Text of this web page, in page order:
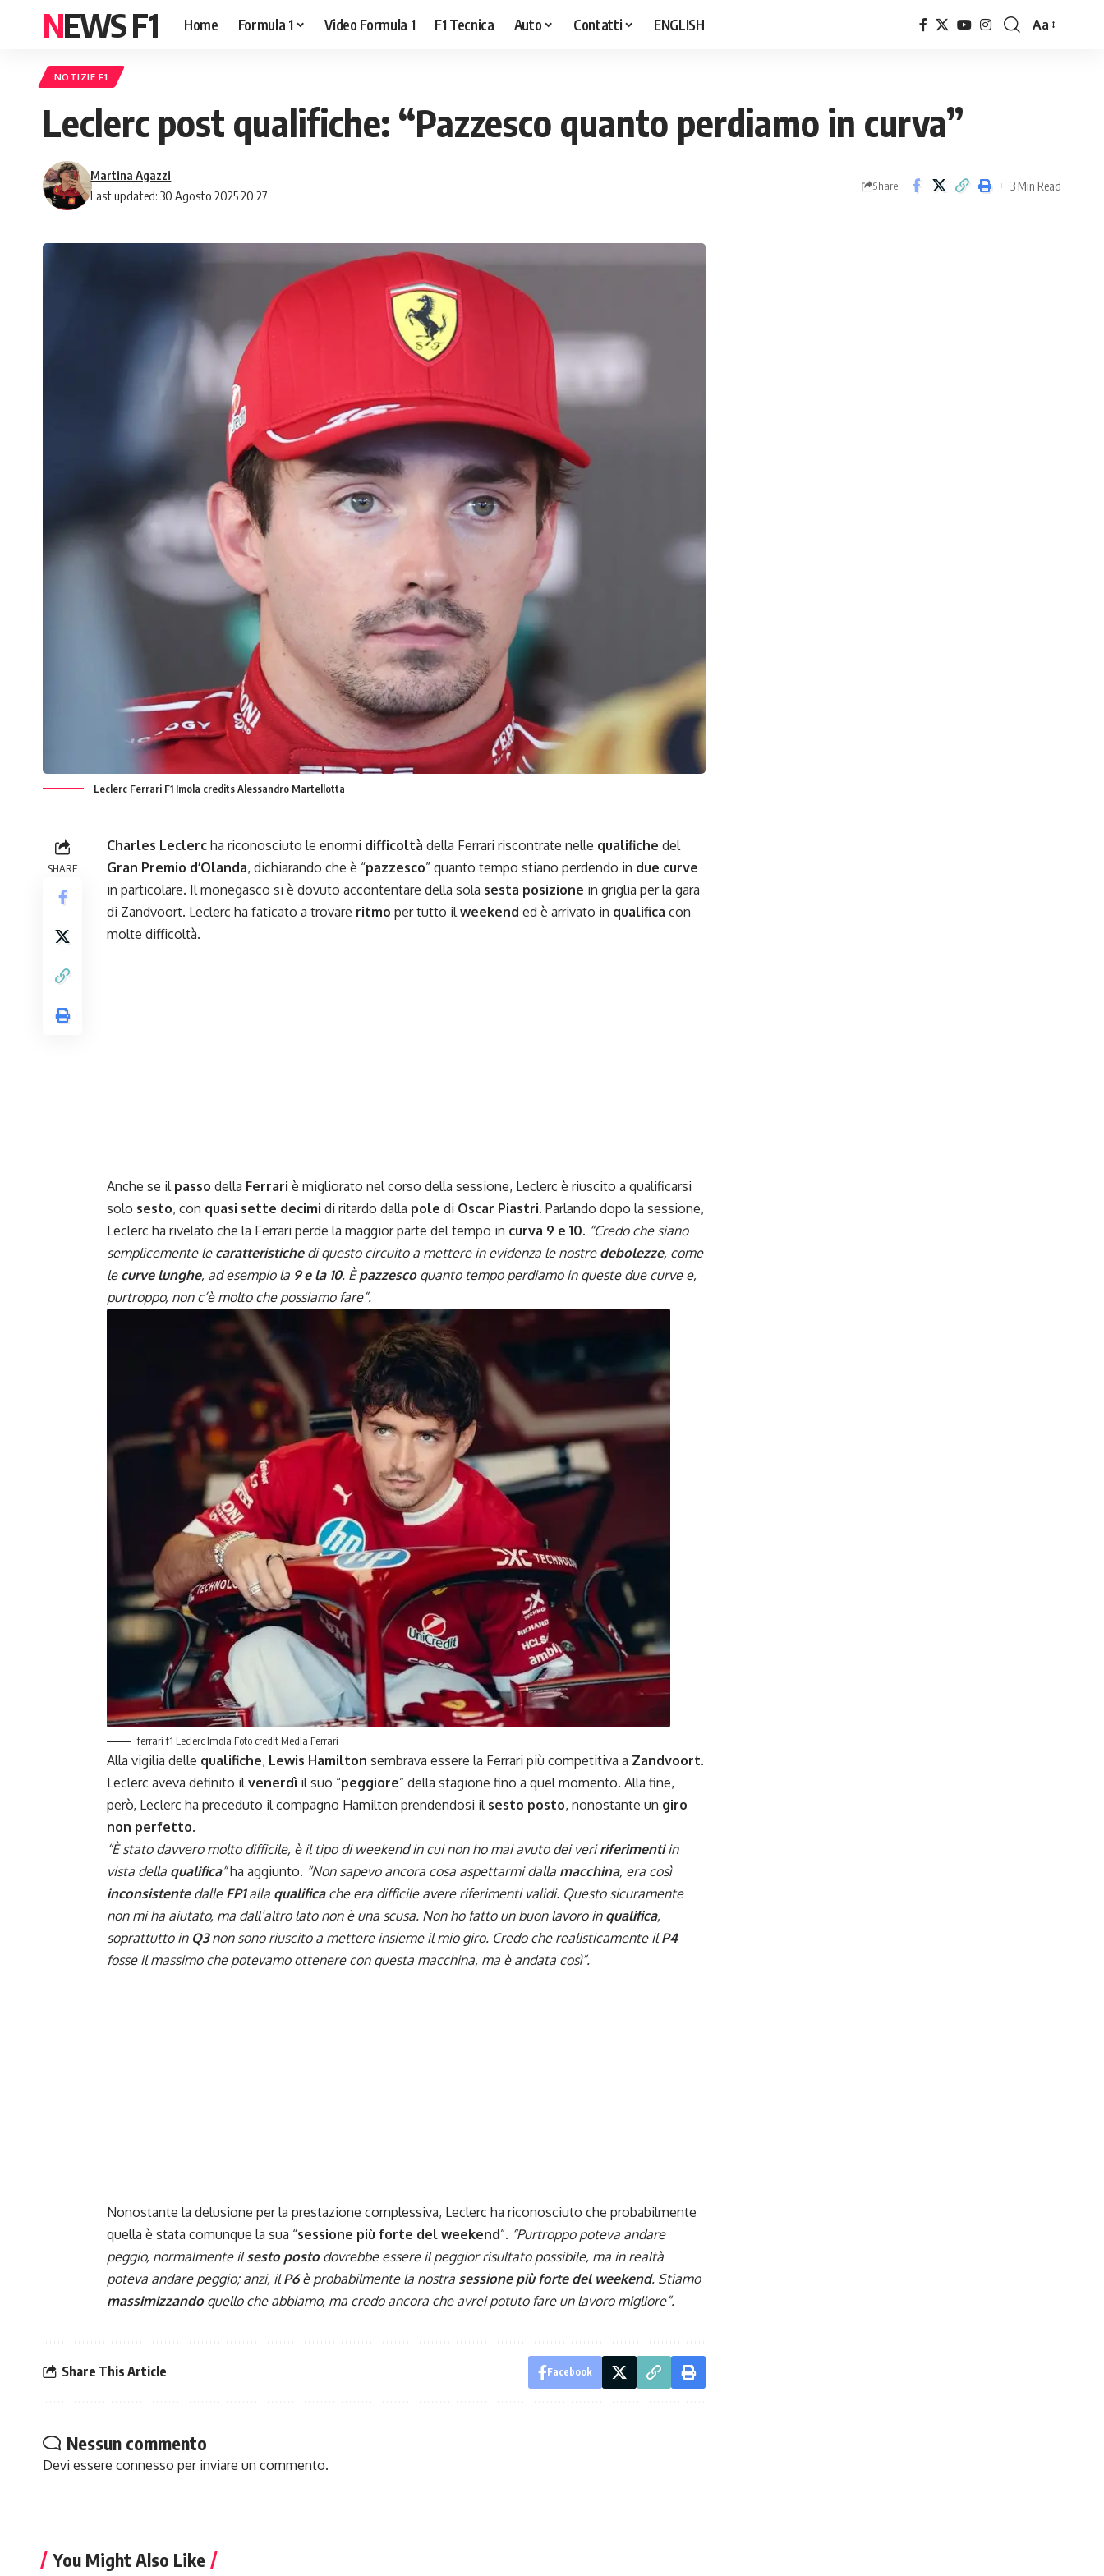
NEWS F1 Home Formula 1 Video Formula 1 F1 Tecnica Auto Contatti ENGLISH
Font
Aa
NOTIZIE F1
Leclerc post qualifiche: “Pazzesco quanto perdiamo in curva”
Last updated: 30 Agosto 2025 20:27
Martina Agazzi
Share 3 Min Read
Leclerc Ferrari F1 Imola credits Alessandro Martellotta
SHARE
Charles Leclerc ha riconosciuto le enormi difficoltà della Ferrari riscontrate nelle qualifiche del
Gran Premio d’Olanda, dichiarando che è “pazzesco” quanto tempo stiano perdendo in due curve
in particolare. Il monegasco si è dovuto accontentare della sola sesta posizione in griglia per la gara
di Zandvoort. Leclerc ha faticato a trovare ritmo per tutto il weekend ed è arrivato in qualifica con
molte difficoltà.
Anche se il passo della Ferrari è migliorato nel corso della sessione, Leclerc è riuscito a qualificarsi
solo sesto, con quasi sette decimi di ritardo dalla pole di Oscar Piastri. Parlando dopo la sessione,
Leclerc ha rivelato che la Ferrari perde la maggior parte del tempo in curva 9 e 10. “Credo che siano
semplicemente le caratteristichedi questo circuito a mettere in evidenza le nostre debolezze, come
le curve lunghe, ad esempio la 9 e la 10. Èpazzescoquanto tempo perdiamo in queste due curve e,
purtroppo, non c’è molto che possiamo fare”.
ferrari f1 Leclerc Imola Foto credit Media Ferrari
Alla vigilia delle qualifiche, Lewis Hamilton sembrava essere la Ferrari più competitiva a Zandvoort.
Leclerc aveva definito il venerdì il suo “peggiore” della stagione fino a quel momento. Alla fine,
però, Leclerc ha preceduto il compagno Hamilton prendendosi il sesto posto, nonostante un giro
non perfetto.
“È stato davvero molto difficile, è il tipo di weekend in cui non ho mai avuto dei veririferimentiin
vista della qualifica”ha aggiunto. “Non sapevo ancora cosa aspettarmi dalla macchina, era così
inconsistentedalle FP1alla qualificache era difficile avere riferimenti validi. Questo sicuramente
non mi ha aiutato, ma dall’altro lato non è una scusa. Non ho fatto un buon lavoro in qualifica,
soprattutto in Q3non sono riuscito a mettere insieme il mio giro. Credo che realisticamente ilP4
fosse il massimo che potevamo ottenere con questa macchina, ma è andata così”.
Nonostante la delusione per la prestazione complessiva, Leclerc ha riconosciuto che probabilmente
quella è stata comunque la sua “sessione più forte del weekend”. “Purtroppo poteva andare
peggio, normalmente ilsesto postodovrebbe essere il peggior risultato possibile, ma in realtà
poteva andare peggio; anzi, ilP6è probabilmente la nostra sessione più forte del weekend. Stiamo
massimizzandoquello che abbiamo, ma credo ancora che avrei potuto fare un lavoro migliore”.
Share This Article Facebook
Nessun commento
Devi essere connesso per inviare un commento.
You Might Also Like